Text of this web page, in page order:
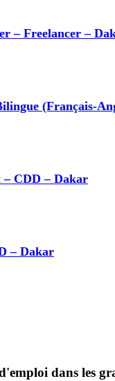
– Freelancer –
(Français-
CDD – Dakar
– Dakar
dans les